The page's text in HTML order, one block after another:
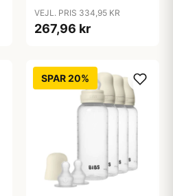
270ml - Ivory
VEJL. PRIS 334,95 KR
267,96 kr
SPAR 20%